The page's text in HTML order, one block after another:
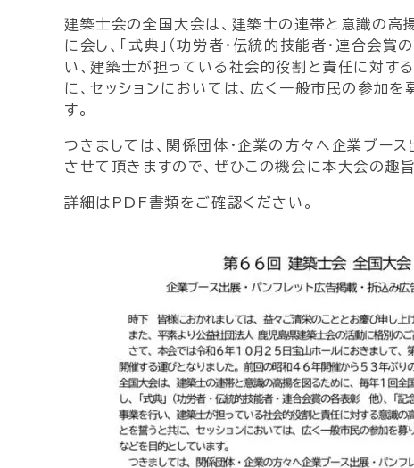
建築士会の全国大会は、建築士の連帯と意識の
に会し、「式典」（功労者・伝統的技能者・連合会賞
い、建築士が担っている社会的役割と責任に対す
に、セッションにおいては、広く一般市民の参加
す。
つきましては、関係団体・企業の方々へ企業ブー
させて頂きますので、ぜひこの機会に本大会の趣
詳細はPDF書類をご確認ください。